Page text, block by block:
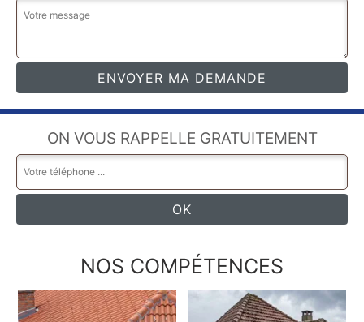
ON VOUS RAPPELLE GRATUITEMENT
NOS COMPÉTENCES